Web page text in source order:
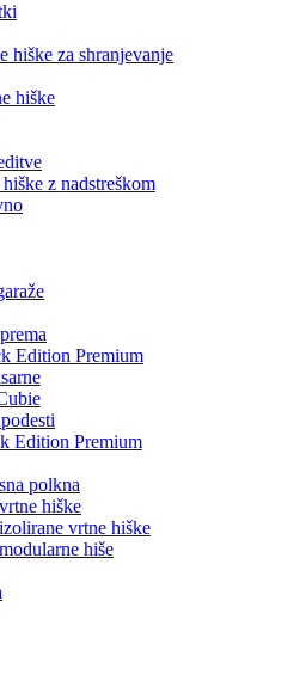
hiške za shranjevanje
hiške
z nadstreškom
Edition Premium
Edition Premium
polkna
hiške
vrtne hiške
hiše